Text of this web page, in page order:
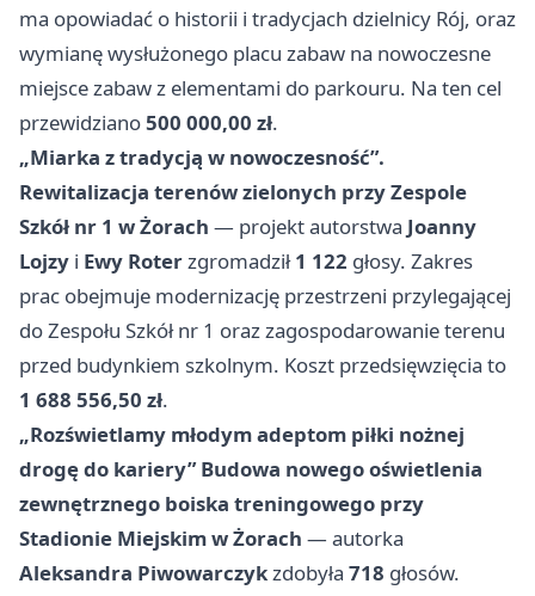
ma opowiadać o historii i tradycjach dzielnicy Rój, oraz
wymianę wysłużonego placu zabaw na nowoczesne
miejsce zabaw z elementami do parkouru. Na ten cel
przewidziano500 000,00 zł.
„Miarka z tradycją w nowoczesność”.
Rewitalizacja terenów zielonych przy Zespole
Szkół nr 1 w Żorach — projekt autorstwa Joanny
Lojzy i Ewy Roterzgromadził1 122 głosy. Zakres
prac obejmuje modernizację przestrzeni przylegającej
do Zespołu Szkół nr 1 oraz zagospodarowanie terenu
przed budynkiem szkolnym. Koszt przedsięwzięcia to
1 688 556,50 zł.
„Rozświetlamy młodym adeptom piłki nożnej
drogę do kariery” Budowa nowego oświetlenia
zewnętrznego boiska treningowego przy
Stadionie Miejskim w Żorach — autorka
Aleksandra Piwowarczykzdobyła 718 głosów.